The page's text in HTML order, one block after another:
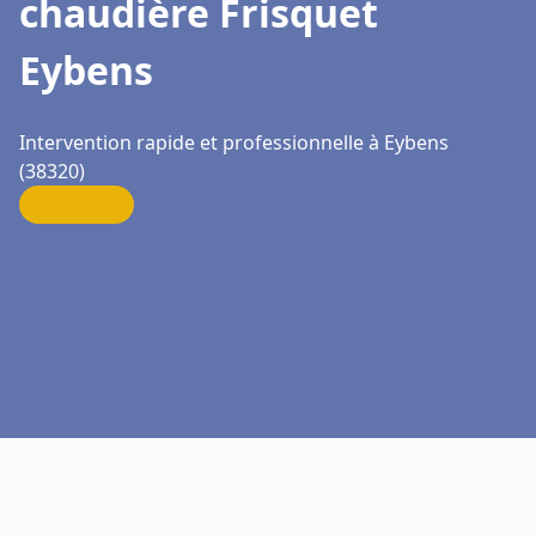
chaudière Frisquet
Eybens
Intervention rapide et professionnelle à Eybens
(38320)